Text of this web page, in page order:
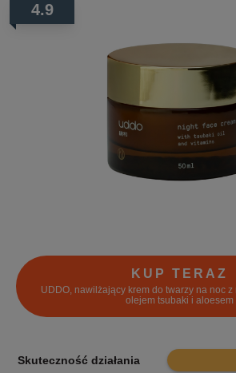
4.9
KUP TERAZ
UDDO, nawilżający krem do twarzy na noc z
olejem tsubaki i aloesem
Skuteczność działania 9.7